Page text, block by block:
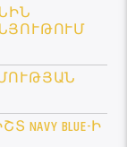
NAVY BLUE-Ի